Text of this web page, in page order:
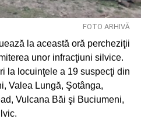
FOTO ARHIVĂ
la această oră percheziţii
unor infracţiuni silvice.
la locuinţele a 19 suspecţi din
Valea Lungă, Şotânga,
Vulcana Băi şi Buciumeni,